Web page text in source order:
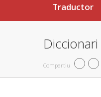
Traductor
Compartiu